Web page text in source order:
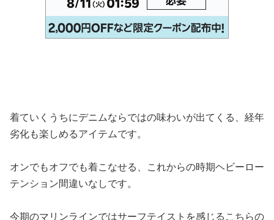
着ていくうちにデニムならではの味わいが出てくる、経年
劣化も楽しめるアイテムです。
オンでもオフでも着こなせる、これからの時期ヘビーロー
テンション間違いなしです。
今期のマリンラインではサーフテイストを感じるこちらの